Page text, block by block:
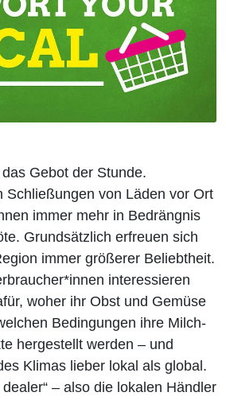
Gebot der Stunde.
Schließungen von Läden vor Ort
immer mehr in Bedrängnis
Grundsätzlich erfreuen sich
immer größerer Beliebtheit.
interessieren
woher ihr Obst und Gemüse
Bedingungen ihre Milch-
hergestellt werden – und
Klimas lieber lokal als global.
– also die lokalen Händler